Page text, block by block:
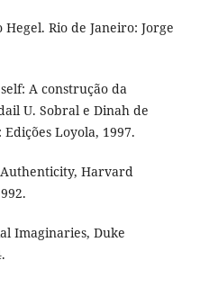
Rio de Janeiro: Jorge
A construção da
U. Sobral e Dinah de
Loyola, 1997.
Authenticity, Harvard
Imaginaries, Duke